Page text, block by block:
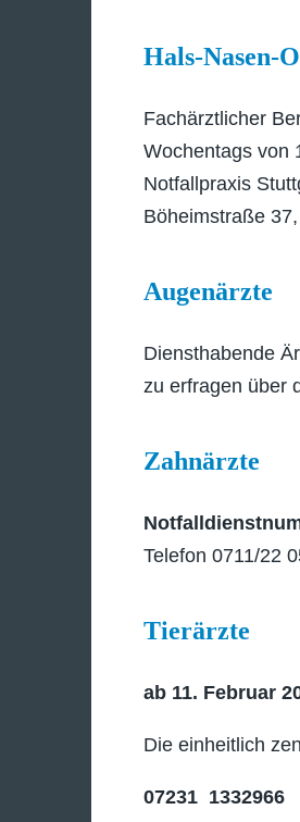
Hals-Nasen-
Fachärztlicher
Wochentags von
Notfallpraxis
Böheimstraße
Augenärzte
Diensthabende
zu erfragen über
Zahnärzte
Telefon 0711/22
Tierärzte
ab 11. Februar
Die einheitlich
07231 1332966